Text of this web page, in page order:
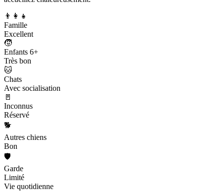
👨‍👩‍👧
Famille
Excellent
🧒
Enfants 6+
Très bon
🐱
Chats
Avec socialisation
🚪
Inconnus
Réservé
🐕
Autres chiens
Bon
🛡️
Garde
Limité
Vie quotidienne